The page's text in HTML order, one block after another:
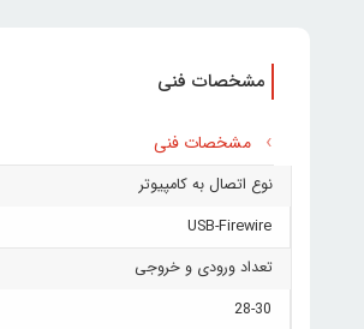
مشخصات فنی
مشخصات فنی
نوع اتصال به کامپیوتر
USB-Firewire
تعداد ورودی و خروجی
28-30